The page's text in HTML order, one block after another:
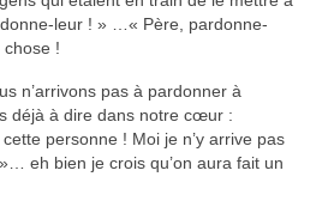
leur ! » …« Père, pardonne-
chose !
n’arrivons pas à pardonner à
déjà à dire dans notre cœur :
personne ! Moi je n’y arrive pas
eh bien je crois qu’on aura fait un